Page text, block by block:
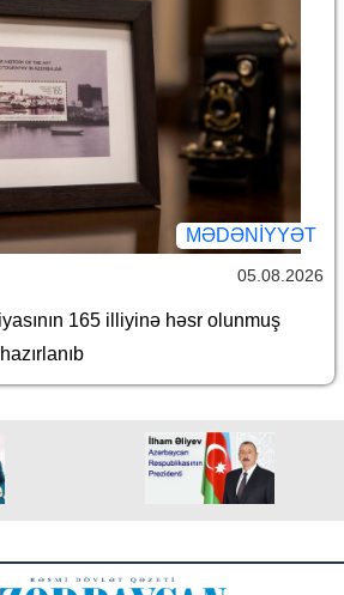
MƏDƏNIYYƏT
05.08.2026
165 illiyinə həsr olunmuş